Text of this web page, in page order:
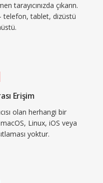
sadeliğine ve
kullanıcılara
tarayıcınızda çıkarın.
telefon, tablet, dizüstü
Erişim
olan herhangi bir
Linux, iOS veya
yoktur.